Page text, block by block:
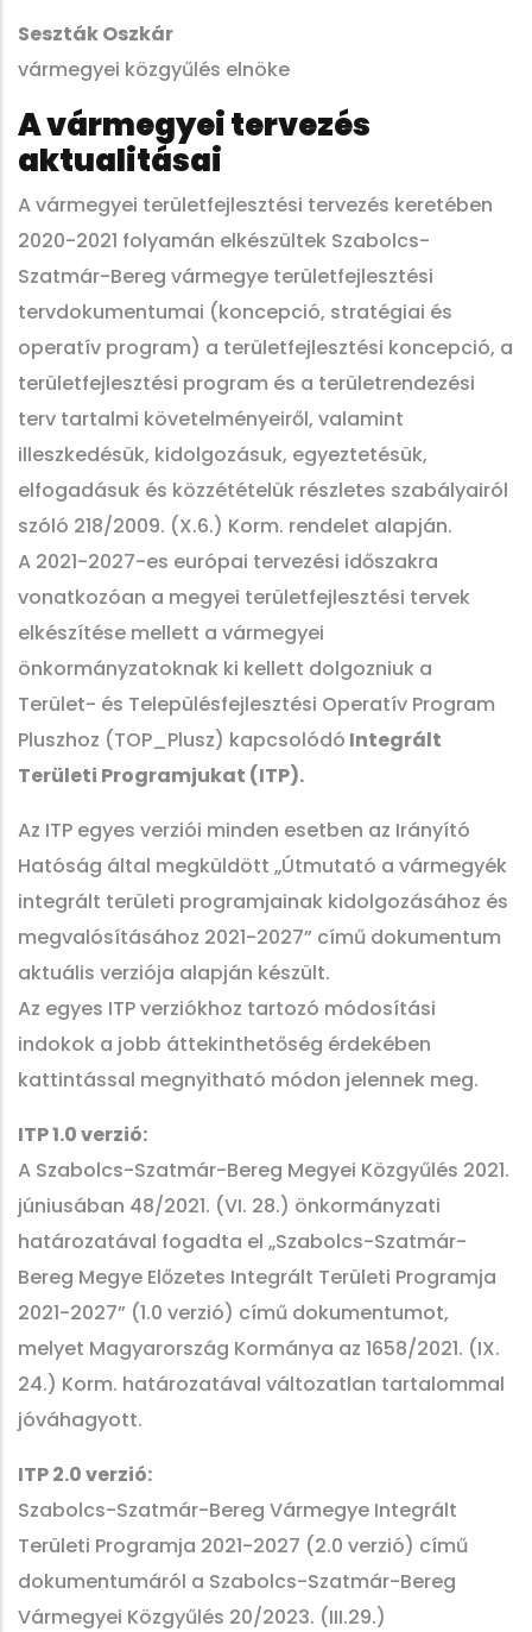
Seszták Oszkár
vármegyei közgyűlés elnöke
A vármegyei tervezés
aktualitásai
A vármegyei területfejlesztési tervezés keretében
2020-2021 folyamán elkészültek Szabolcs-
Szatmár-Bereg vármegye területfejlesztési
tervdokumentumai (koncepció, stratégiai és
operatív program) a területfejlesztési koncepció, a
területfejlesztési program és a területrendezési
terv tartalmi követelményeiről, valamint
illeszkedésük, kidolgozásuk, egyeztetésük,
elfogadásuk és közzétételük részletes szabályairól
szóló 218/2009. (X.6.) Korm. rendelet alapján.
A 2021-2027-es európai tervezési időszakra
vonatkozóan a megyei területfejlesztési tervek
elkészítése mellett a vármegyei
önkormányzatoknak ki kellett dolgozniuk a
Terület- és Településfejlesztési Operatív Program
Pluszhoz (TOP_Plusz) kapcsolódó Integrált
Területi Programjukat (ITP).
Az ITP egyes verziói minden esetben az Irányító
Hatóság által megküldött „Útmutató a vármegyék
integrált területi programjainak kidolgozásához és
megvalósításához 2021-2027” című dokumentum
aktuális verziója alapján készült.
Az egyes ITP verziókhoz tartozó módosítási
indokok a jobb áttekinthetőség érdekében
kattintással megnyitható módon jelennek meg.
ITP 1.0 verzió:
A Szabolcs-Szatmár-Bereg Megyei Közgyűlés 2021.
júniusában 48/2021. (VI. 28.) önkormányzati
határozatával fogadta el „Szabolcs-Szatmár-
Bereg Megye Előzetes Integrált Területi Programja
2021-2027” (1.0 verzió) című dokumentumot,
melyet Magyarország Kormánya az 1658/2021. (IX.
24.) Korm. határozatával változatlan tartalommal
jóváhagyott.
ITP 2.0 verzió:
Szabolcs-Szatmár-Bereg Vármegye Integrált
Területi Programja 2021-2027 (2.0 verzió) című
dokumentumáról a Szabolcs-Szatmár-Bereg
Vármegyei Közgyűlés 20/2023. (III.29.)